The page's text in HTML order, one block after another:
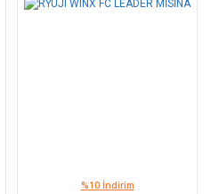
%10 İndirim